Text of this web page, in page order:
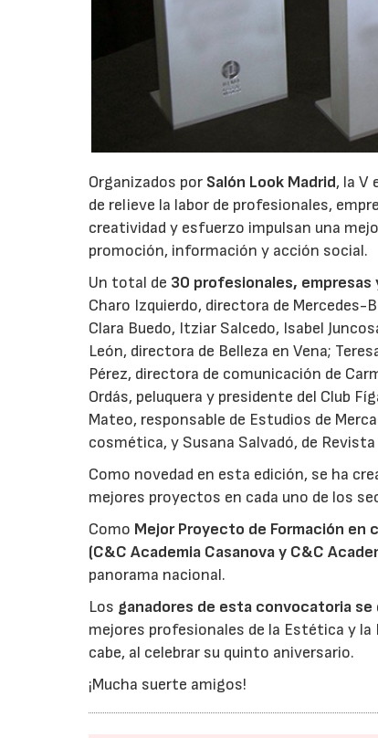
Organizados por Salón Look Madrid, la V
de relieve la labor de profesionales,
creatividad y esfuerzo impulsan una
promoción, información y acción social.
Un total de 30 profesionales,
Charo Izquierdo, directora de Mercedes-
Clara Buedo, Itziar Salcedo, Isabel
León, directora de Belleza en Vena;
Pérez, directora de comunicación de
Ordás, peluquera y presidente del Club
Mateo, responsable de Estudios de
cosmética, y Susana Salvadó, de
Como novedad en esta edición, se ha
mejores proyectos en cada uno de los
Como Mejor Proyecto de Formación en
(C&C Academia Casanova y C&C
panorama nacional.
Los ganadores de esta convocatoria
mejores profesionales de la Estética y la
cabe, al celebrar su quinto aniversario.
¡Mucha suerte amigos!